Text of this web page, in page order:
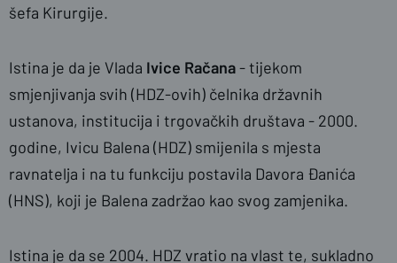
šefa Kirurgije.
Istina je da je Vlada Ivice Račana- tijekom
smjenjivanja svih (HDZ-ovih) čelnika državnih
ustanova, institucija i trgovačkih društava - 2000.
godine, Ivicu Balena (HDZ) smijenila s mjesta
ravnatelja i na tu funkciju postavila Davora Đanića
(HNS), koji je Balena zadržao kao svog zamjenika.
Istina je da se 2004. HDZ vratio na vlast te, sukladno